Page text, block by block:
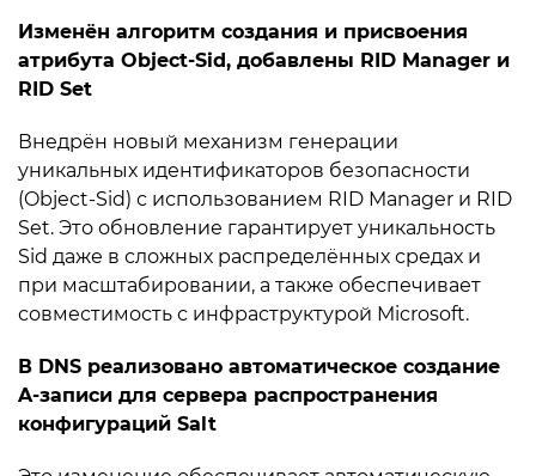
Изменён алгоритм создания и присвоения
атрибута Object-Sid, добавлены RID Manager и
RID Set
Внедрён новый механизм генерации
уникальных идентификаторов безопасности
(Object-Sid) с использованием RID Manager и RID
Set. Это обновление гарантирует уникальность
Sid даже в сложных распределённых средах и
при масштабировании, а также обеспечивает
совместимость с инфраструктурой Microsoft.
В DNS реализовано автоматическое создание
A-записи для сервера распространения
конфигураций Salt